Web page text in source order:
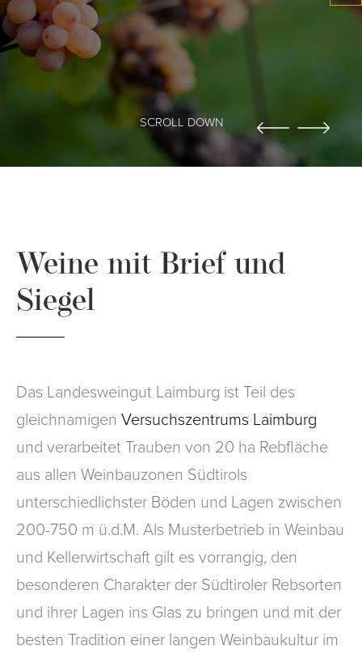
SCROLL DOWN
Weine mit Brief und
Siegel
Das Landesweingut Laimburg ist Teil des
gleichnamigen Versuchszentrums Laimburg
und verarbeitet Trauben von 20 ha Rebfläche
aus allen Weinbauzonen Südtirols
unterschiedlichster Böden und Lagen zwischen
200-750 m ü.d.M. Als Musterbetrieb in Weinbau
und Kellerwirtschaft gilt es vorrangig, den
besonderen Charakter der Südtiroler Rebsorten
und ihrer Lagen ins Glas zu bringen und mit der
besten Tradition einer langen Weinbaukultur im